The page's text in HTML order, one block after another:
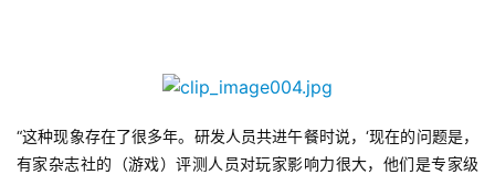
单
“这种现象存在了很多年。研发人员共进午餐时说，‘现在的问题是，
有家杂志社的（游戏）评测人员对玩家影响力很大，他们是专家级